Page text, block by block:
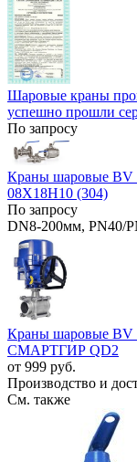
Шаровые краны
успешно прошли
По запросу
Краны шаровые BV
08Х18Н10 (304)
По запросу
DN8-200мм, PN40/
Краны шаровые BV
СМАРТГИР QD2
от 999 руб.
Производство и
См. также